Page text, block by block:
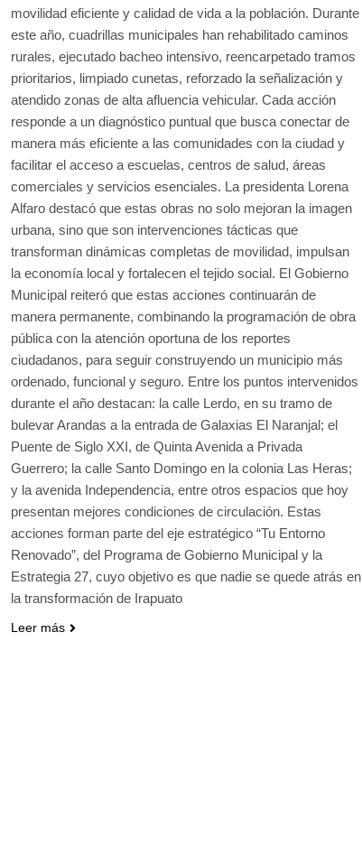
movilidad eficiente y calidad de vida a la población. Durante
este año, cuadrillas municipales han rehabilitado caminos
rurales, ejecutado bacheo intensivo, reencarpetado tramos
prioritarios, limpiado cunetas, reforzado la señalización y
atendido zonas de alta afluencia vehicular. Cada acción
responde a un diagnóstico puntual que busca conectar de
manera más eficiente a las comunidades con la ciudad y
facilitar el acceso a escuelas, centros de salud, áreas
comerciales y servicios esenciales. La presidenta Lorena
Alfaro destacó que estas obras no solo mejoran la imagen
urbana, sino que son intervenciones tácticas que
transforman dinámicas completas de movilidad, impulsan
la economía local y fortalecen el tejido social. El Gobierno
Municipal reiteró que estas acciones continuarán de
manera permanente, combinando la programación de obra
pública con la atención oportuna de los reportes
ciudadanos, para seguir construyendo un municipio más
ordenado, funcional y seguro. Entre los puntos intervenidos
durante el año destacan: la calle Lerdo, en su tramo de
bulevar Arandas a la entrada de Galaxias El Naranjal; el
Puente de Siglo XXI, de Quinta Avenida a Privada
Guerrero; la calle Santo Domingo en la colonia Las Heras;
y la avenida Independencia, entre otros espacios que hoy
presentan mejores condiciones de circulación. Estas
acciones forman parte del eje estratégico “Tu Entorno
Renovado”, del Programa de Gobierno Municipal y la
Estrategia 27, cuyo objetivo es que nadie se quede atrás en
la transformación de Irapuato
Leer más